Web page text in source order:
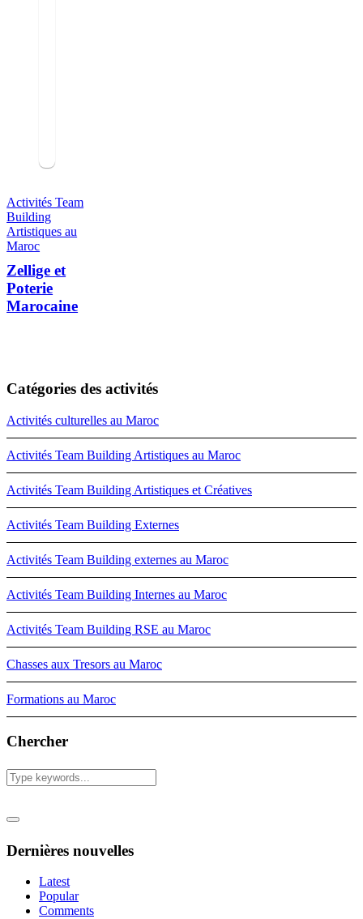
Activités Team
Building
Artistiques au
Maroc
Zellige et
Poterie
Marocaine
Catégories des activités
Activités culturelles au Maroc
Activités Team Building Artistiques au Maroc
Activités Team Building Artistiques et Créatives
Activités Team Building Externes
Activités Team Building externes au Maroc
Activités Team Building Internes au Maroc
Activités Team Building RSE au Maroc
Chasses aux Tresors au Maroc
Formations au Maroc
Chercher
Dernières nouvelles
Latest
Popular
Comments